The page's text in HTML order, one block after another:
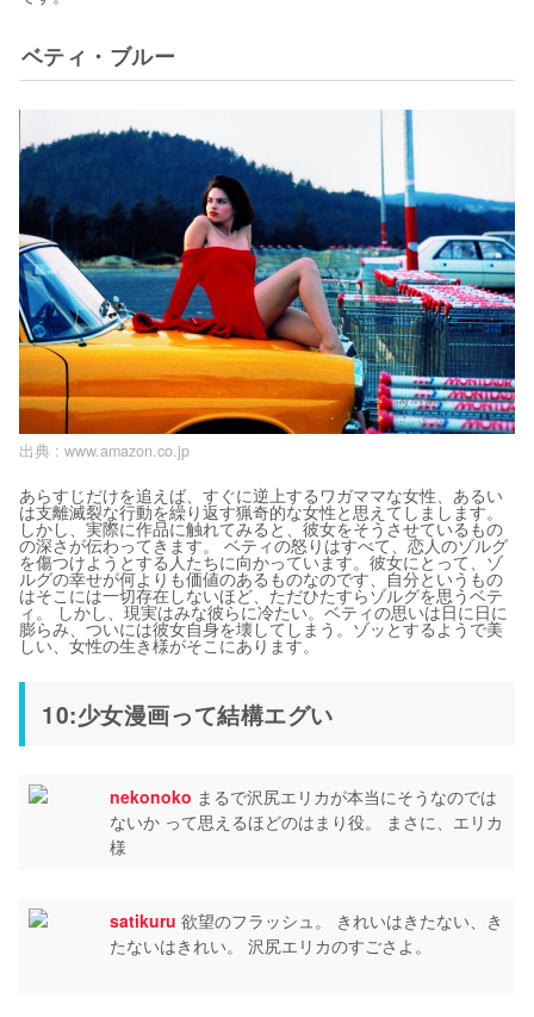
ベティ・ブルー
出典 : www.amazon.co.jp
あらすじだけを追えば、すぐに逆上するワガママな女性、あるい
は支離滅裂な行動を繰り返す猟奇的な女性と思えてしまします。
しかし、実際に作品に触れてみると、彼女をそうさせているもの
の深さが伝わってきます。 ベティの怒りはすべて、恋人のゾルグ
を傷つけようとする人たちに向かっています。彼女にとって、ゾ
ルグの幸せが何よりも価値のあるものなのです、自分というもの
はそこには一切存在しないほど、ただひたすらゾルグを思うベテ
ィ。 しかし、現実はみな彼らに冷たい。ベティの思いは日に日に
膨らみ、ついには彼女自身を壊してしまう。ゾッとするようで美
しい、女性の生き様がそこにあります。
10:少女漫画って結構エグい
nekonoko まるで沢尻エリカが本当にそうなのでは
ないか って思えるほどのはまり役。 まさに、エリカ
様
satikuru 欲望のフラッシュ。 きれいはきたない、き
たないはきれい。 沢尻エリカのすごさよ。